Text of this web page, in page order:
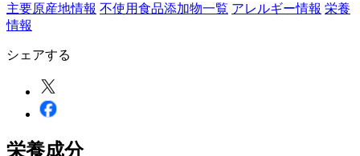
主要原産地情報 不使用食品添加物一覧 アレルギー情報 栄養
情報
シェアする
栄養成分